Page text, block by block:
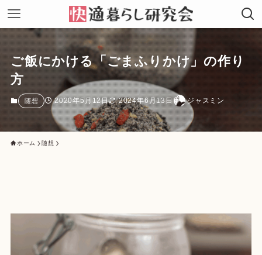
ご飯にかける「ごまふりかけ」の作り
方
随想 2020年5月12日 2024年6月13日 ジャスミン
ホーム 随想